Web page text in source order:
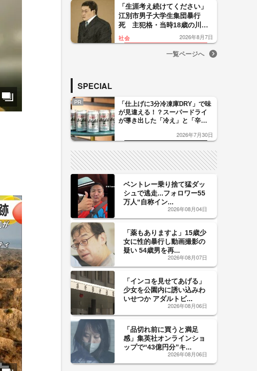
「生涯考え続けてください」
江別市男子大学生集団暴行
死 主犯格・当時18歳の川口
侑斗被告に無期懲役の判決
「理不尽以外の何ものでもな
社会 2026年8月7日
一覧ページへ
SPECIAL
PR
「仕上げに3分冷凍庫DRY」で味
が見違える！？スーパードライ
が導き出した「冷え」と「辛
した「辛口カーブ」が飲み頃の
2026年7月30日
ベントレー乗り捨て猛ダッ
シュで逃走...フォロワー55
万人“自称イン...
2026年08月04日
「薬もありますよ」15歳少
女に性的暴行し動画撮影の
疑い 54歳男を再...
2026年08月07日
「インコを見せてあげる」
少女を公園内に誘い込みわ
いせつか アダルトビ...
2026年08月06日
「品切れ前に買うと満足
感」集英社オンラインショ
ップで“43億円分”キ...
2026年08月06日